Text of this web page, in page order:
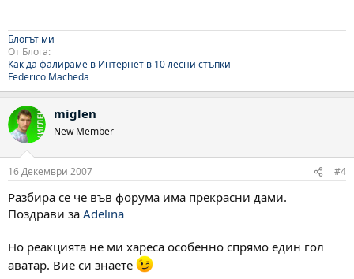
Блогът ми
От Блога:
Как да фалираме в Интернет в 10 лесни стъпки
Federico Macheda
miglen
New Member
16 Декември 2007 #4
Разбира се че във форума има прекрасни дами.
Поздрави за Adelina
Но реакцията не ми хареса особенно спрямо един гол
аватар. Вие си знаете